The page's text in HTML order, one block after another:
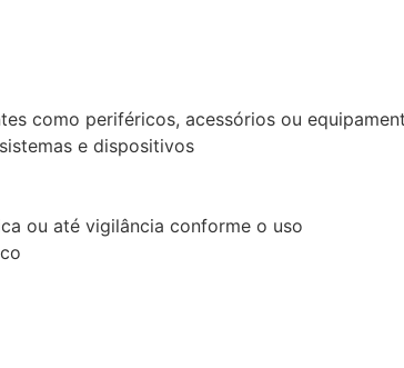
como periféricos, acessórios ou
e dispositivos
ou até vigilância conforme o uso